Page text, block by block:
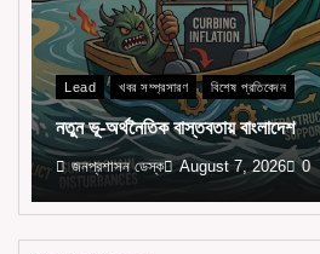
Lead খবর সম্প্রসারণ বিশেষ প্রতিবেদন
নতুন ভূ-অর্থনৈতিক বাস্তবতায় বাংলাদেশ
জনপ্রশাসন ডেস্ক August 7, 2026 0